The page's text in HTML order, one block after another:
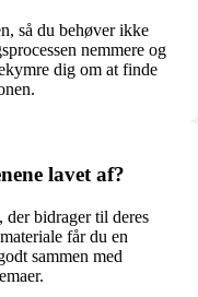
så du behøver ikke
nemmere og
dig om at finde
lavet af?
der bidrager til deres
får du en
sammen med